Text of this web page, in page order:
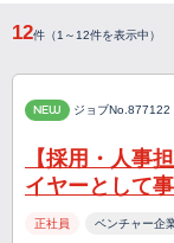
12件（1～12件を表示中）
NEW ジョブNo.877122
【採用・人事
イヤーとして
正社員 ベンチャー企